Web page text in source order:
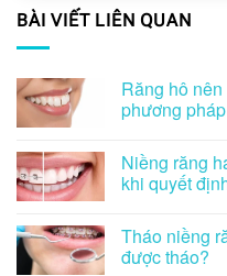
BÀI VIẾT LIÊN QUAN
Răng hô
phương pháp
Niềng răng
khi quyết
Tháo niềng
được tháo?